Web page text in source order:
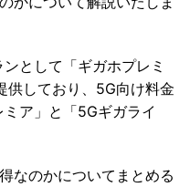
として「ギガホプレミ
供しており、5G向け料金
ア」と「5Gギガライ
なのかについてまとめる